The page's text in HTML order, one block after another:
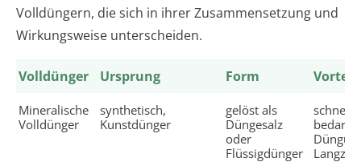
Volldüngern, die sich in ihrer Zusammensetzung und
Wirkungsweise unterscheiden.
Volldünger Ursprung Form
Mineralische
Volldünger
synthetisch,
Kunstdünger
gelöst als
Düngesalz
oder
Flüssigdünger
schnell